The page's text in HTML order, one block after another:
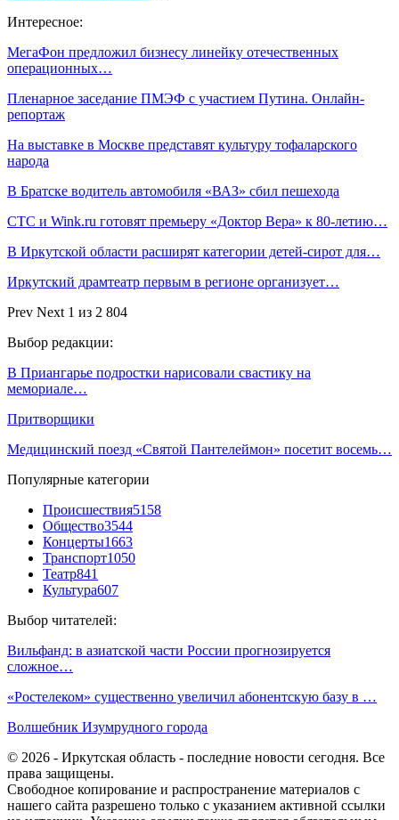
Интересное:
МегаФон предложил бизнесу линейку отечественных
операционных…
Пленарное заседание ПМЭФ с участием Путина. Онлайн-
репортаж
На выставке в Москве представят культуру тофаларского
народа
В Братске водитель автомобиля «ВАЗ» сбил пешехода
СТС и Wink.ru готовят премьеру «Доктор Вера» к 80-летию…
В Иркутской области расширят категории детей-сирот для…
Иркутский драмтеатр первым в регионе организует…
Prev Next 1 из 2 804
Выбор редакции:
В Приангарье подростки нарисовали свастику на
мемориале…
Притворщики
Медицинский поезд «Святой Пантелеймон» посетит восемь…
Популярные категории
Происшествия5158
Общество3544
Концерты1663
Транспорт1050
Театр841
Культура607
Выбор читателей:
Вильфанд: в азиатской части России прогнозируется
сложное…
«Ростелеком» существенно увеличил абонентскую базу в …
Волшебник Изумрудного города
© 2026 - Иркутская область - последние новости сегодня. Все
права защищены.
Свободное копирование и распространение материалов с
нашего сайта разрешено только с указанием активной ссылки